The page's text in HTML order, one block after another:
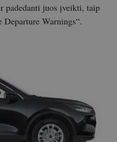
padedanti juos įveikti, taip
Warnings“.